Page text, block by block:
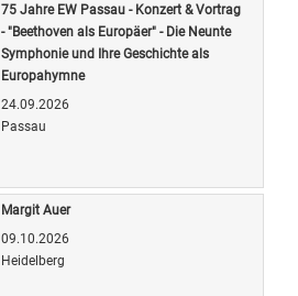
75 Jahre EW Passau - Konzert & Vortrag
- "Beethoven als Europäer" - Die Neunte
Symphonie und Ihre Geschichte als
Europahymne
24.09.2026
Passau
Margit Auer
09.10.2026
Heidelberg